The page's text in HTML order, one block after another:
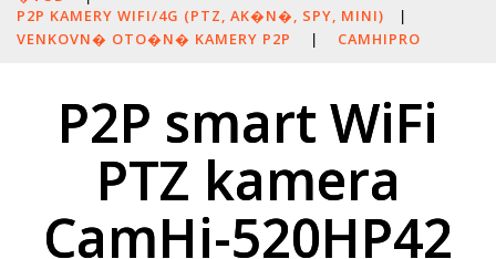
P2P KAMERY WIFI/4G (PTZ, AK�N�, SPY, MINI)
|
VENKOVN� OTO�N� KAMERY P2P
| CAMHIPRO
P2P smart WiFi
PTZ kamera
CamHi-520HP42